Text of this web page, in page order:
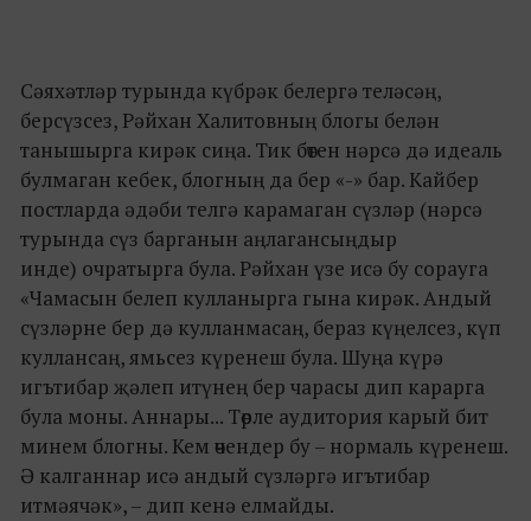
Сәяхәтләр турында күбрәк белергә теләсәң,
берсүзсез, Рәйхан Халитовның блогы белән
танышырга кирәк сиңа. Тик бөтен нәрсә дә идеаль
булмаган кебек, блогның да бер «-» бар. Кайбер
постларда әдәби телгә карамаган сүзләр (нәрсә
турында сүз барганын аңлагансыңдыр
инде) очратырга була. Рәйхан үзе исә бу сорауга
«Чамасын белеп кулланырга гына кирәк. Андый
сүзләрне бер дә кулланмасаң, бераз күңелсез, күп
куллансаң, ямьсез күренеш була. Шуңа күрә
игътибар җәлеп итүнең бер чарасы дип карарга
була моны. Аннары... Төрле аудитория карый бит
минем блогны. Кем өчендер бу – нормаль күренеш.
Ә калганнар исә андый сүзләргә игътибар
итмәячәк», – дип кенә елмайды.